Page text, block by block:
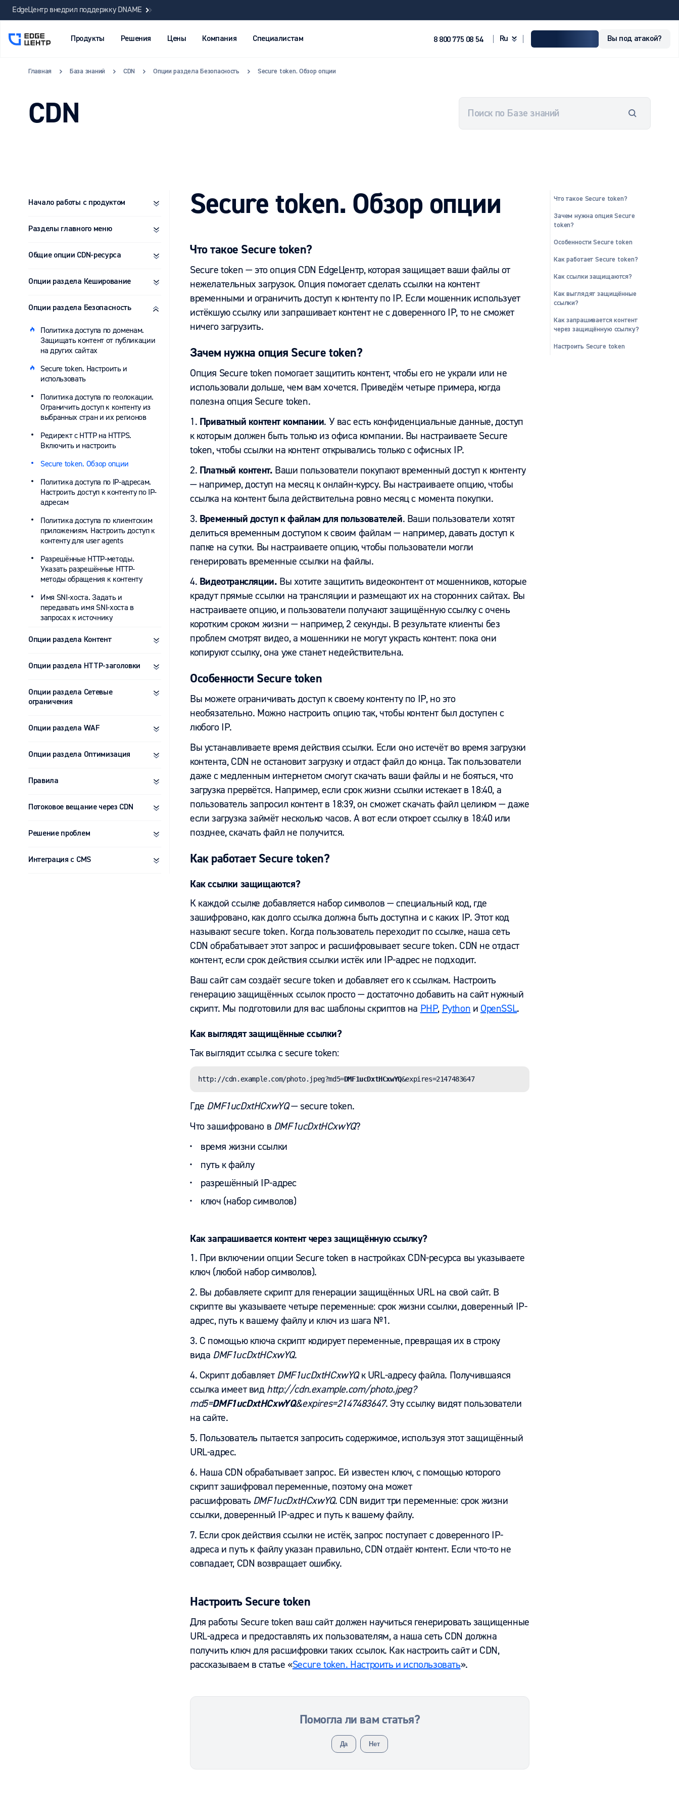
EdgeЦентр внедрил поддержку DNAME
Продукты Решения Цены Компания Специалистам 8 800 775 08 54 ru Вы под атакой?
Главная База знаний CDN Опции раздела Безопасность Secure token. Обзор опции
CDN
Начало работы c продуктом
Разделы главного меню
Общие опции CDN-ресурса
Опции раздела Кеширование
Опции раздела Безопасность
Политика доступа по доменам.
Защищать контент от публикации
на других сайтах
Secure token. Настроить и
использовать
Политика доступа по геолокации.
Ограничить доступ к контенту из
выбранных стран и их регионов
Редирект с HTTP на HTTPS.
Включить и настроить
Secure token. Обзор опции
Политика доступа по IP-адресам.
Настроить доступ к контенту по IP-
адресам
Политика доступа по клиентским
приложениям. Настроить доступ к
контенту для user agents
Разрешённые HTTP-методы.
Указать разрешённые HTTP-
методы обращения к контенту
Имя SNI-хоста. Задать и
передавать имя SNI-хоста в
запросах к источнику
Опции раздела Контент
Опции раздела HTTP-заголовки
Опции раздела Сетевые
ограничения
Опции раздела WAF
Опции раздела Оптимизация
Правила
Потоковое вещание через CDN
Решение проблем
Интеграция с CMS
Secure token. Обзор опции
Что такое Secure token?
Secure token — это опция CDN EdgeЦентр, которая защищает ваши файлы от
нежелательных загрузок. Опция помогает сделать ссылки на контент
временными и ограничить доступ к контенту по IP. Если мошенник использует
истёкшую ссылку или запрашивает контент не с доверенного IP, то не сможет
ничего загрузить.
Зачем нужна опция Secure token?
Опция Secure token помогает защитить контент, чтобы его не украли или не
использовали дольше, чем вам хочется. Приведём четыре примера, когда
полезна опция Secure token.
1. Приватный контент компании. У вас есть конфиденциальные данные, доступ
к которым должен быть только из офиса компании. Вы настраиваете Secure
token, чтобы ссылки на контент открывались только c офисных IP.
2. Платный контент. Ваши пользователи покупают временный доступ к контенту
— например, доступ на месяц к онлайн-курсу. Вы настраиваете опцию, чтобы
ссылка на контент была действительна ровно месяц с момента покупки.
3. Временный доступ к файлам для пользователей. Ваши пользователи хотят
делиться временным доступом к своим файлам — например, давать доступ к
папке на сутки. Вы настраиваете опцию, чтобы пользователи могли
генерировать временные ссылки на файлы.
4. Видеотрансляции. Вы хотите защитить видеоконтент от мошенников, которые
крадут прямые ссылки на трансляции и размещают их на сторонних сайтах. Вы
настраиваете опцию, и пользователи получают защищённую ссылку с очень
коротким сроком жизни — например, 2 секунды. В результате клиенты без
проблем смотрят видео, а мошенники не могут украсть контент: пока они
копируют ссылку, она уже станет недействительна.
Особенности Secure token
Вы можете ограничивать доступ к своему контенту по IP, но это
необязательно. Можно настроить опцию так, чтобы контент был доступен с
любого IP.
Вы устанавливаете время действия ссылки. Если оно истечёт во время загрузки
контента, CDN не остановит загрузку и отдаст файл до конца. Так пользователи
даже с медленным интернетом смогут скачать ваши файлы и не бояться, что
загрузка прервётся. Например, если срок жизни ссылки истекает в 18:40, а
пользователь запросил контент в 18:39, он сможет скачать файл целиком — даже
если загрузка займёт несколько часов. А вот если откроет ссылку в 18:40 или
позднее, скачать файл не получится.
Как работает Secure token?
Какссылки защищаются?
К каждой ссылке добавляется набор символов — специальный код, где
зашифровано, как долго ссылка должна быть доступна и с каких IP. Этот код
называют secure token. Когда пользователь переходит по ссылке, наша сеть
CDN обрабатывает этот запрос и расшифровывает secure token. CDN не отдаст
контент, если срок действия ссылки истёк или IP-адрес не подходит.
Ваш сайт сам создаёт secure token и добавляет его к ссылкам. Настроить
генерацию защищённых ссылок просто — достаточно добавить на сайт нужный
скрипт. Мы подготовили для вас шаблоны скриптов на PHP, Python и OpenSSL.
Как выглядят защищённые ссылки?
Так выглядит ссылка с secure token:
http://cdn.example.com/photo.jpeg?md5=DMF1ucDxtHCxwYQ&expires=2147483647
Где DMF1ucDxtHCxwYQ— secure token.
Что зашифровано в DMF1ucDxtHCxwYQ?
время жизни ссылки
путь к файлу
разрешённый IP-адрес
ключ (набор символов)
Как запрашивается контент через защищённую ссылку?
1. При включении опции Secure token в настройках CDN-ресурса вы указываете
ключ (любой набор символов).
2. Вы добавляете скрипт для генерации защищённых URL на свой сайт. В
скрипте вы указываете четыре переменные: срок жизни ссылки, доверенный IP-
адрес, путь к вашему файлу и ключ из шага №1.
3. С помощью ключа скрипт кодирует переменные, превращая их в строку
вида DMF1ucDxtHCxwYQ.
4. Скрипт добавляетDMF1ucDxtHCxwYQк URL-адресу файла. Получившаяся
ссылка имеет вид http://cdn.example.com/photo.jpeg?
md5=DMF1ucDxtHCxwYQ&expires=2147483647. Эту ссылку видят пользователи
на сайте.
5. Пользователь пытается запросить содержимое, используя этот защищённый
URL-адрес.
6. Наша CDN обрабатывает запрос. Ей известен ключ, с помощью которого
скрипт зашифровал переменные, поэтому она может
расшифровать DMF1ucDxtHCxwYQ. CDN видит три переменные: срок жизни
ссылки, доверенный IP-адрес и путь к вашему файлу.
7. Если срок действия ссылки не истёк, запрос поступает с доверенного IP-
адреса и путь к файлу указан правильно, CDN отдаёт контент. Если что-то не
совпадает, CDN возвращает ошибку.
Настроить Secure token
Для работы Secure token ваш сайт должен научиться генерировать защищенные
URL-адреса и предоставлять их пользователям, а наша сеть CDN должна
получить ключ для расшифровки таких ссылок. Как настроить сайт и CDN,
рассказываем в статье «Secure token. Настроить и использовать».
Помогла ли вам статья?
Да Нет
Что такое Secure token?
Зачем нужна опция Secure
token?
Особенности Secure token
Как работает Secure token?
Какссылкизащищаются?
Как выглядят защищённые
ссылки?
Как запрашивается контент
через защищённую ссылку?
Настроить Secure token